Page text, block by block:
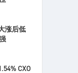
涨后低
CXO